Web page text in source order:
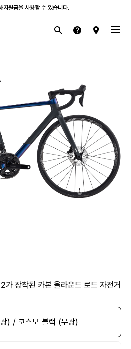
개월 무이자 할부 행사를 진행하고 있습니다.
장착된 카본 올라운드 로드 자전거
) / 코스모 블랙 (무광)